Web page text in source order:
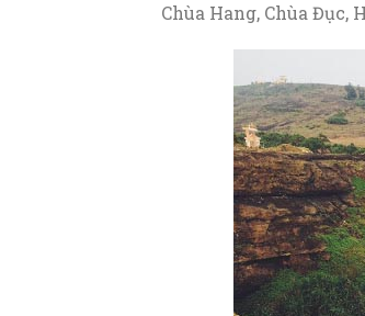
Chùa Hang, Chùa Đục,